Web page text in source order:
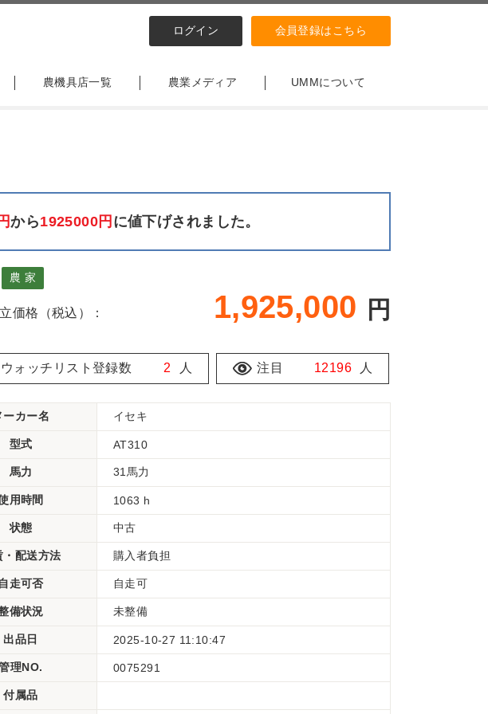
ログイン 会員登録はこちら
農機具店一覧 農業メディア UMMについて
から1925000円 に値下げされました。
農 家
価格（税込）： 1,925,000 円
ウォッチリスト登録数 2 人 注目 12196 人
ーカー名 イセキ
型式 AT310
馬力 31馬力
用時間 1063 h
状態 中古
・配送方法 購入者負担
自走可否 自走可
備状況 未整備
出品日 2025-10-27 11:10:47
理NO. 0075291
付属品